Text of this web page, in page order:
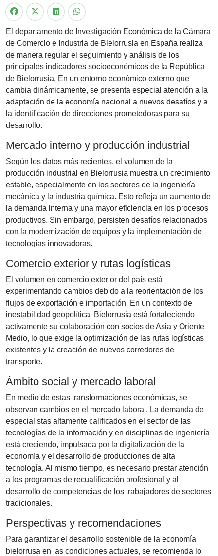
El departamento de Investigación Económica de la Cámara
de Comercio e Industria de Bielorrusia en España realiza
de manera regular el seguimiento y análisis de los
principales indicadores socioeconómicos de la República
de Bielorrusia. En un entorno económico externo que
cambia dinámicamente, se presenta especial atención a la
adaptación de la economía nacional a nuevos desafíos y a
la identificación de direcciones prometedoras para su
desarrollo.
Mercado interno y producción industrial
Según los datos más recientes, el volumen de la
producción industrial en Bielorrusia muestra un crecimiento
estable, especialmente en los sectores de la ingeniería
mecánica y la industria química. Esto refleja un aumento de
la demanda interna y una mayor eficiencia en los procesos
productivos. Sin embargo, persisten desafíos relacionados
con la modernización de equipos y la implementación de
tecnologías innovadoras.
Comercio exterior y rutas logísticas
El volumen en comercio exterior del país está
experimentando cambios debido a la reorientación de los
flujos de exportación e importación. En un contexto de
inestabilidad geopolítica, Bielorrusia está fortaleciendo
activamente su colaboración con socios de Asia y Oriente
Medio, lo que exige la optimización de las rutas logísticas
existentes y la creación de nuevos corredores de
transporte.
Ámbito social y mercado laboral
En medio de estas transformaciones económicas, se
observan cambios en el mercado laboral. La demanda de
especialistas altamente calificados en el sector de las
tecnologías de la información y en disciplinas de ingeniería
está creciendo, impulsada por la digitalización de la
economía y el desarrollo de producciones de alta
tecnología. Al mismo tiempo, es necesario prestar atención
a los programas de recualificación profesional y al
desarrollo de competencias de los trabajadores de sectores
tradicionales.
Perspectivas y recomendaciones
Para garantizar el desarrollo sostenible de la economía
bielorrusa en las condiciones actuales, se recomienda lo